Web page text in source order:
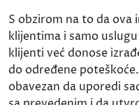
S obzirom na to da
klijentima i samo
klijenti već donose
do određene
obavezan da uporedi